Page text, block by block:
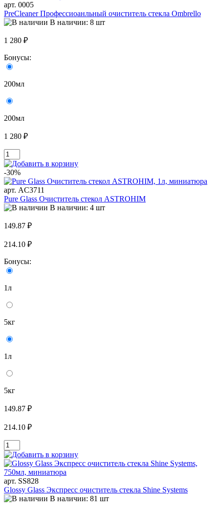
арт. 0005
PreCleaner Профессиоанльный очиститель стекла Ombrello
В наличии: 8 шт
1 280 ₽
Бонусы:
200мл
200мл
1 280 ₽
-30%
арт. AC3711
Pure Glass Очиститель стекол ASTROHIM
В наличии: 4 шт
149.87 ₽
214.10 ₽
Бонусы:
1л
5кг
1л
5кг
149.87 ₽
214.10 ₽
арт. SS828
Glossy Glass Экспресс очиститель стекла Shine Systems
В наличии: 81 шт